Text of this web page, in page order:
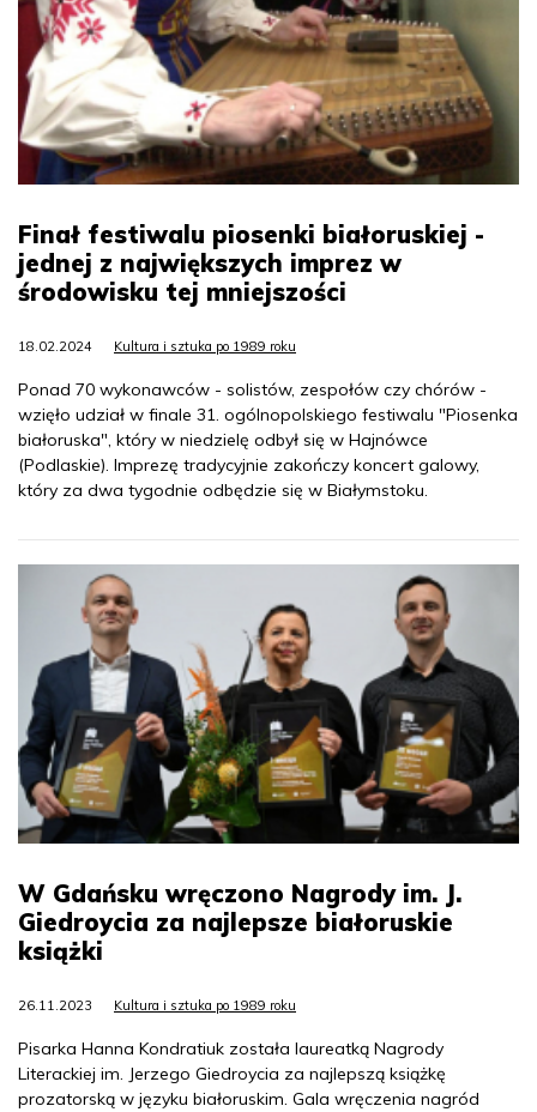
Finał festiwalu piosenki białoruskiej -
jednej z największych imprez w
środowisku tej mniejszości
18.02.2024 Kultura i sztuka po 1989 roku
Ponad 70 wykonawców - solistów, zespołów czy chórów -
wzięło udział w finale 31. ogólnopolskiego festiwalu "Piosenka
białoruska", który w niedzielę odbył się w Hajnówce
(Podlaskie). Imprezę tradycyjnie zakończy koncert galowy,
który za dwa tygodnie odbędzie się w Białymstoku.
W Gdańsku wręczono Nagrody im. J.
Giedroycia za najlepsze białoruskie
książki
26.11.2023 Kultura i sztuka po 1989 roku
Pisarka Hanna Kondratiuk została laureatką Nagrody
Literackiej im. Jerzego Giedroycia za najlepszą książkę
prozatorską w języku białoruskim. Gala wręczenia nagród